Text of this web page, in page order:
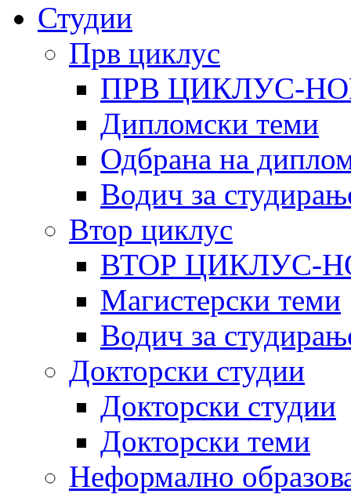
Студии
Прв циклус
ПРВ ЦИКЛУС-
Дипломски теми
Одбрана на
Водич за
Втор циклус
ВТОР ЦИКЛУС-
Магистерски теми
Водич за
Докторски студии
Докторски студии
Докторски теми
Неформално